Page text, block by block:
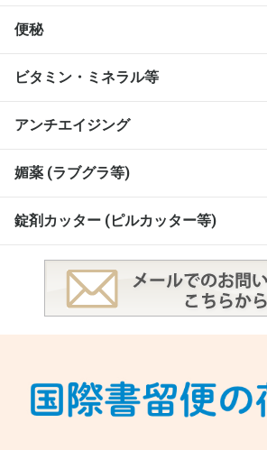
便秘
ビタミン・ミネラル等
アンチエイジング
媚薬 (ラブグラ等)
錠剤カッター (ピルカッター等)